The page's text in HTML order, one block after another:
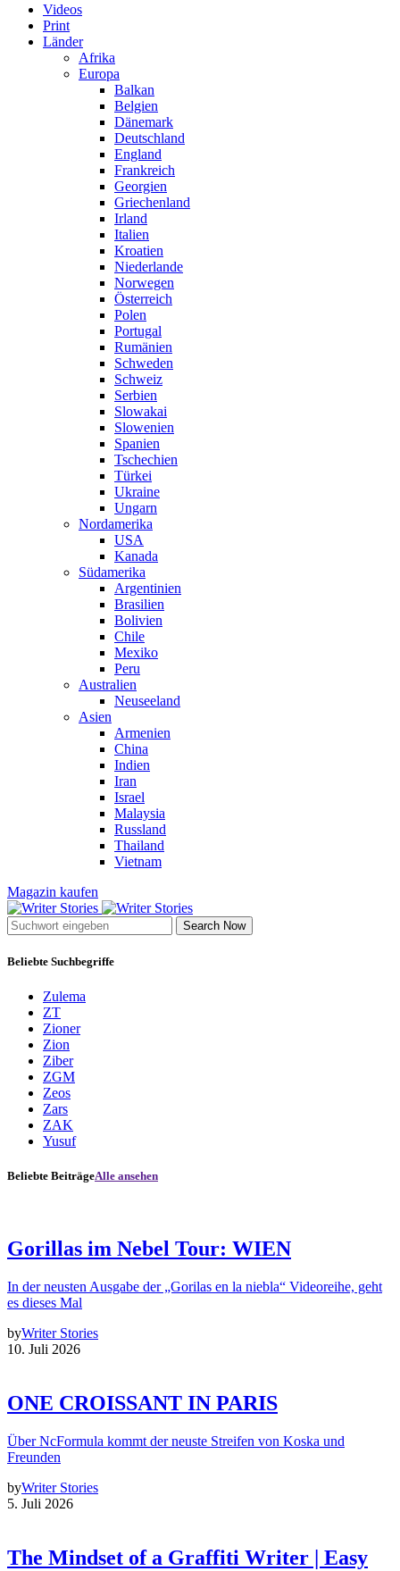
Videos
Print
Länder
Afrika
Europa
Balkan
Belgien
Dänemark
Deutschland
England
Frankreich
Georgien
Griechenland
Irland
Italien
Kroatien
Niederlande
Norwegen
Österreich
Polen
Portugal
Rumänien
Schweden
Schweiz
Serbien
Slowakai
Slowenien
Spanien
Tschechien
Türkei
Ukraine
Ungarn
Nordamerika
USA
Kanada
Südamerika
Argentinien
Brasilien
Bolivien
Chile
Mexiko
Peru
Australien
Neuseeland
Asien
Armenien
China
Indien
Iran
Israel
Malaysia
Russland
Thailand
Vietnam
Magazin kaufen
Search Now
Beliebte Suchbegriffe
Zulema
ZT
Zioner
Zion
Ziber
ZGM
Zeos
Zars
ZAK
Yusuf
Beliebte BeiträgeAlle ansehen
Gorillas im Nebel Tour: WIEN
In der neusten Ausgabe der „Gorilas en la niebla“ Videoreihe, geht
es dieses Mal
byWriter Stories
10. Juli 2026
ONE CROISSANT IN PARIS
Über NcFormula kommt der neuste Streifen von Koska und
Freunden
byWriter Stories
5. Juli 2026
The Mindset of a Graffiti Writer | Easy